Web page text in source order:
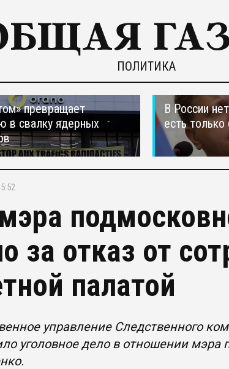
ПОЛИТИКА
превращает
в свалку ядерных
В России
есть
за отказ от
палатой
управление Следственного
уголовное дело в отношении мэра